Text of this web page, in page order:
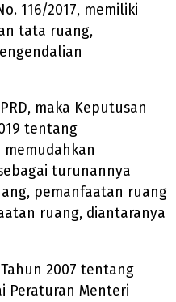
116/2017, memiliki
tata ruang,
maka Keputusan
tentang
memudahkan
turunannya
pemanfaatan ruang
ruang, diantaranya
2007 tentang
Peraturan Menteri